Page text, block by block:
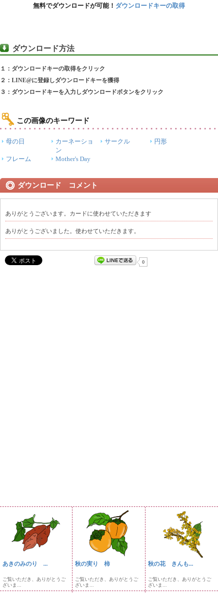
無料でダウンロードが可能！ ダウンロードキーの取得
ダウンロード方法
１：ダウンロードキーの取得をクリック
２：LINE@に登録しダウンロードキーを獲得
３：ダウンロードキーを入力しダウンロードボタンをクリック
この画像のキーワード
母の日
カーネーショ
ン
サークル 円形
フレーム Mother's Day
ダウンロード コメント
ありがとうございます。カードに使わせていただきます
ありがとうございました。使わせていただきます。
0
あきのみのり ...
ご覧いただき、ありがとうご
ざいま...
秋の実り 柿
ご覧いただき、ありがとうご
ざいま...
秋の花 きんも...
ご覧いただき、ありがとうご
ざいま...